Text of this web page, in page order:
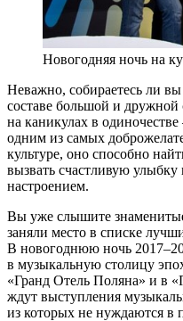
Новогодняя ночь на
Неважно, собираетесь ли
составе большой и
на каникулах в
одним из самых
культуре, оно способно
вызвать счастливую
настроением.
Вы уже слышите
заняли место в списке
В новогоднюю ночь
в музыкальную столицу
«Гранд Отель Поляна» и в
ждут выступления
из которых не нуждаются в